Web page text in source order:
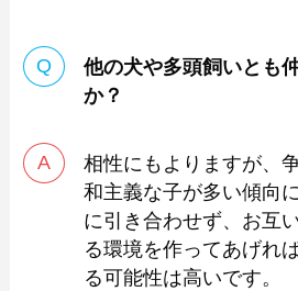
他の犬や多頭飼いとも
か？
相性にもよりますが、
和主義な子が多い傾向
に引き合わせず、お互
る環境を作ってあげれ
る可能性は高いです。